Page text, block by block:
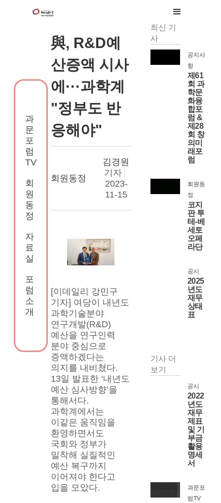
과
문
포
럼
TV
회
원
동
정
자
료
실
포
럼
소
개
與, R&D예
산증액 시사
에···과학계
"정부도 반
응해야"
회원동정
김경원
기자
2023-
11-15
[이데일리 강민구
기자] 여당이 내년도
과학기술분야
연구개발(R&D)
예산을 연구인력
분야 중심으로
증액하겠다는
의지를 내비쳤다.
13일 발표한 ‘내년도
예산 심사방향’을
통해서다.
과학계에서는
이같은 움직임을
환영하면서도
국회와 정부가
밀착해 실질적인
예산 복구까지
이어져야 한다고
입을 모았다.
최신 기
사
공지사
항
제61
회 과
학문
화융
합포
럼 &
제28
회 창
의미
래포
럼
회원동
정
코지
판 투
테-베
세토
오페
라단
공시
2025
년도
재무
상태
표
기사 더
보기
공시
2022
년도
재무
제표
및 기
부금
활용
명세
서
과문포
럼TV